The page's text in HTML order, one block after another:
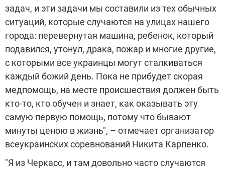
задач, и эти задачи мы составили из тех обычных
ситуаций, которые случаются на улицах нашего
города: перевернутая машина, ребенок, который
подавился, утонул, драка, пожар и многие другие,
с которыми все украинцы могут сталкиваться
каждый божий день. Пока не прибудет скорая
медпомощь, на месте происшествия должен быть
кто-то, кто обучен и знает, как оказывать эту
самую первую помощь, потому что бывают
минуты ценою в жизнь", – отмечает организатор
всеукраинских соревнований Никита Карпенко.
"Я из Черкасс, и там довольно часто случаются